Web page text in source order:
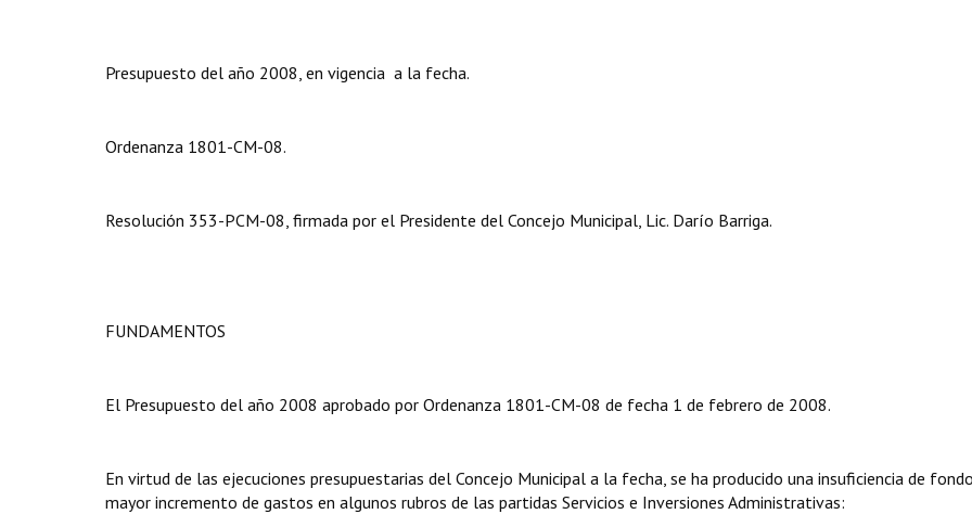
Presupuesto del año 2008, en vigencia a la fecha.
Ordenanza 1801-CM-08.
Resolución 353-PCM-08, firmada por el Presidente del Concejo Municipal, Lic. Darío Barriga.
FUNDAMENTOS
El Presupuesto del año 2008 aprobado por Ordenanza 1801-CM-08 de fecha 1 de febrero de 2008.
En virtud de las ejecuciones presupuestarias del Concejo Municipal a la fecha, se ha producido una insuficiencia de
mayor incremento de gastos en algunos rubros de las partidas Servicios e Inversiones Administrativas: